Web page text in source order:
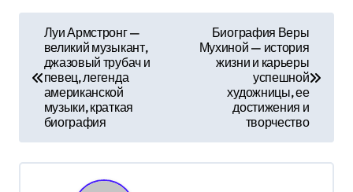
г
Луи Армстронг —
великий музыкант,
джазовый трубач и
певец, легенда
американской
музыки, краткая
биография
Биография Веры
Мухиной — история
жизни и карьеры
успешной
художницы, ее
достижения и
творчество